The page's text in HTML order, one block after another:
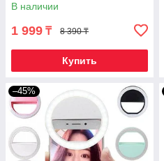
В наличии
1 999 ₸ 8 390 ₸
Купить
–45%